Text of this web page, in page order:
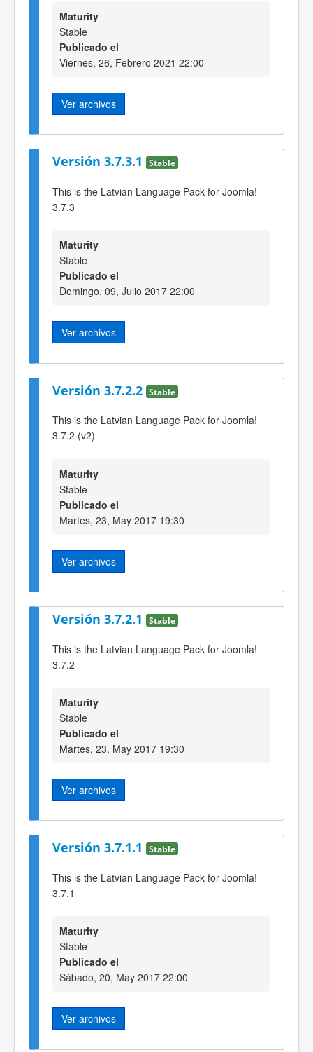
Maturity
Stable
Publicado el
Viernes, 26, Febrero 2021 22:00
Ver archivos
Versión 3.7.3.1 Stable
This is the Latvian Language Pack for Joomla!
3.7.3
Maturity
Stable
Publicado el
Domingo, 09, Julio 2017 22:00
Ver archivos
Versión 3.7.2.2 Stable
This is the Latvian Language Pack for Joomla!
3.7.2 (v2)
Maturity
Stable
Publicado el
Martes, 23, May 2017 19:30
Ver archivos
Versión 3.7.2.1 Stable
This is the Latvian Language Pack for Joomla!
3.7.2
Maturity
Stable
Publicado el
Martes, 23, May 2017 19:30
Ver archivos
Versión 3.7.1.1 Stable
This is the Latvian Language Pack for Joomla!
3.7.1
Maturity
Stable
Publicado el
Sábado, 20, May 2017 22:00
Ver archivos